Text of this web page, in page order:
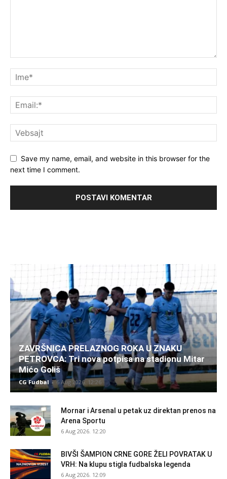
Save my name, email, and website in this browser for the
next time I comment.
ZAVRŠNICA PRELAZNOG ROKA U ZNAKU
PETROVCA: Tri nova potpisa na stadionu Mitar
Mićo Goliš
CG Fudbal - 6 Aug 2026. 12:26
Mornar i Arsenal u petak uz direktan prenos na
Arena Sportu
6 Aug 2026. 12:20
BIVŠI ŠAMPION CRNE GORE ŽELI POVRATAK U
VRH: Na klupu stigla fudbalska legenda
6 Aug 2026. 12:09